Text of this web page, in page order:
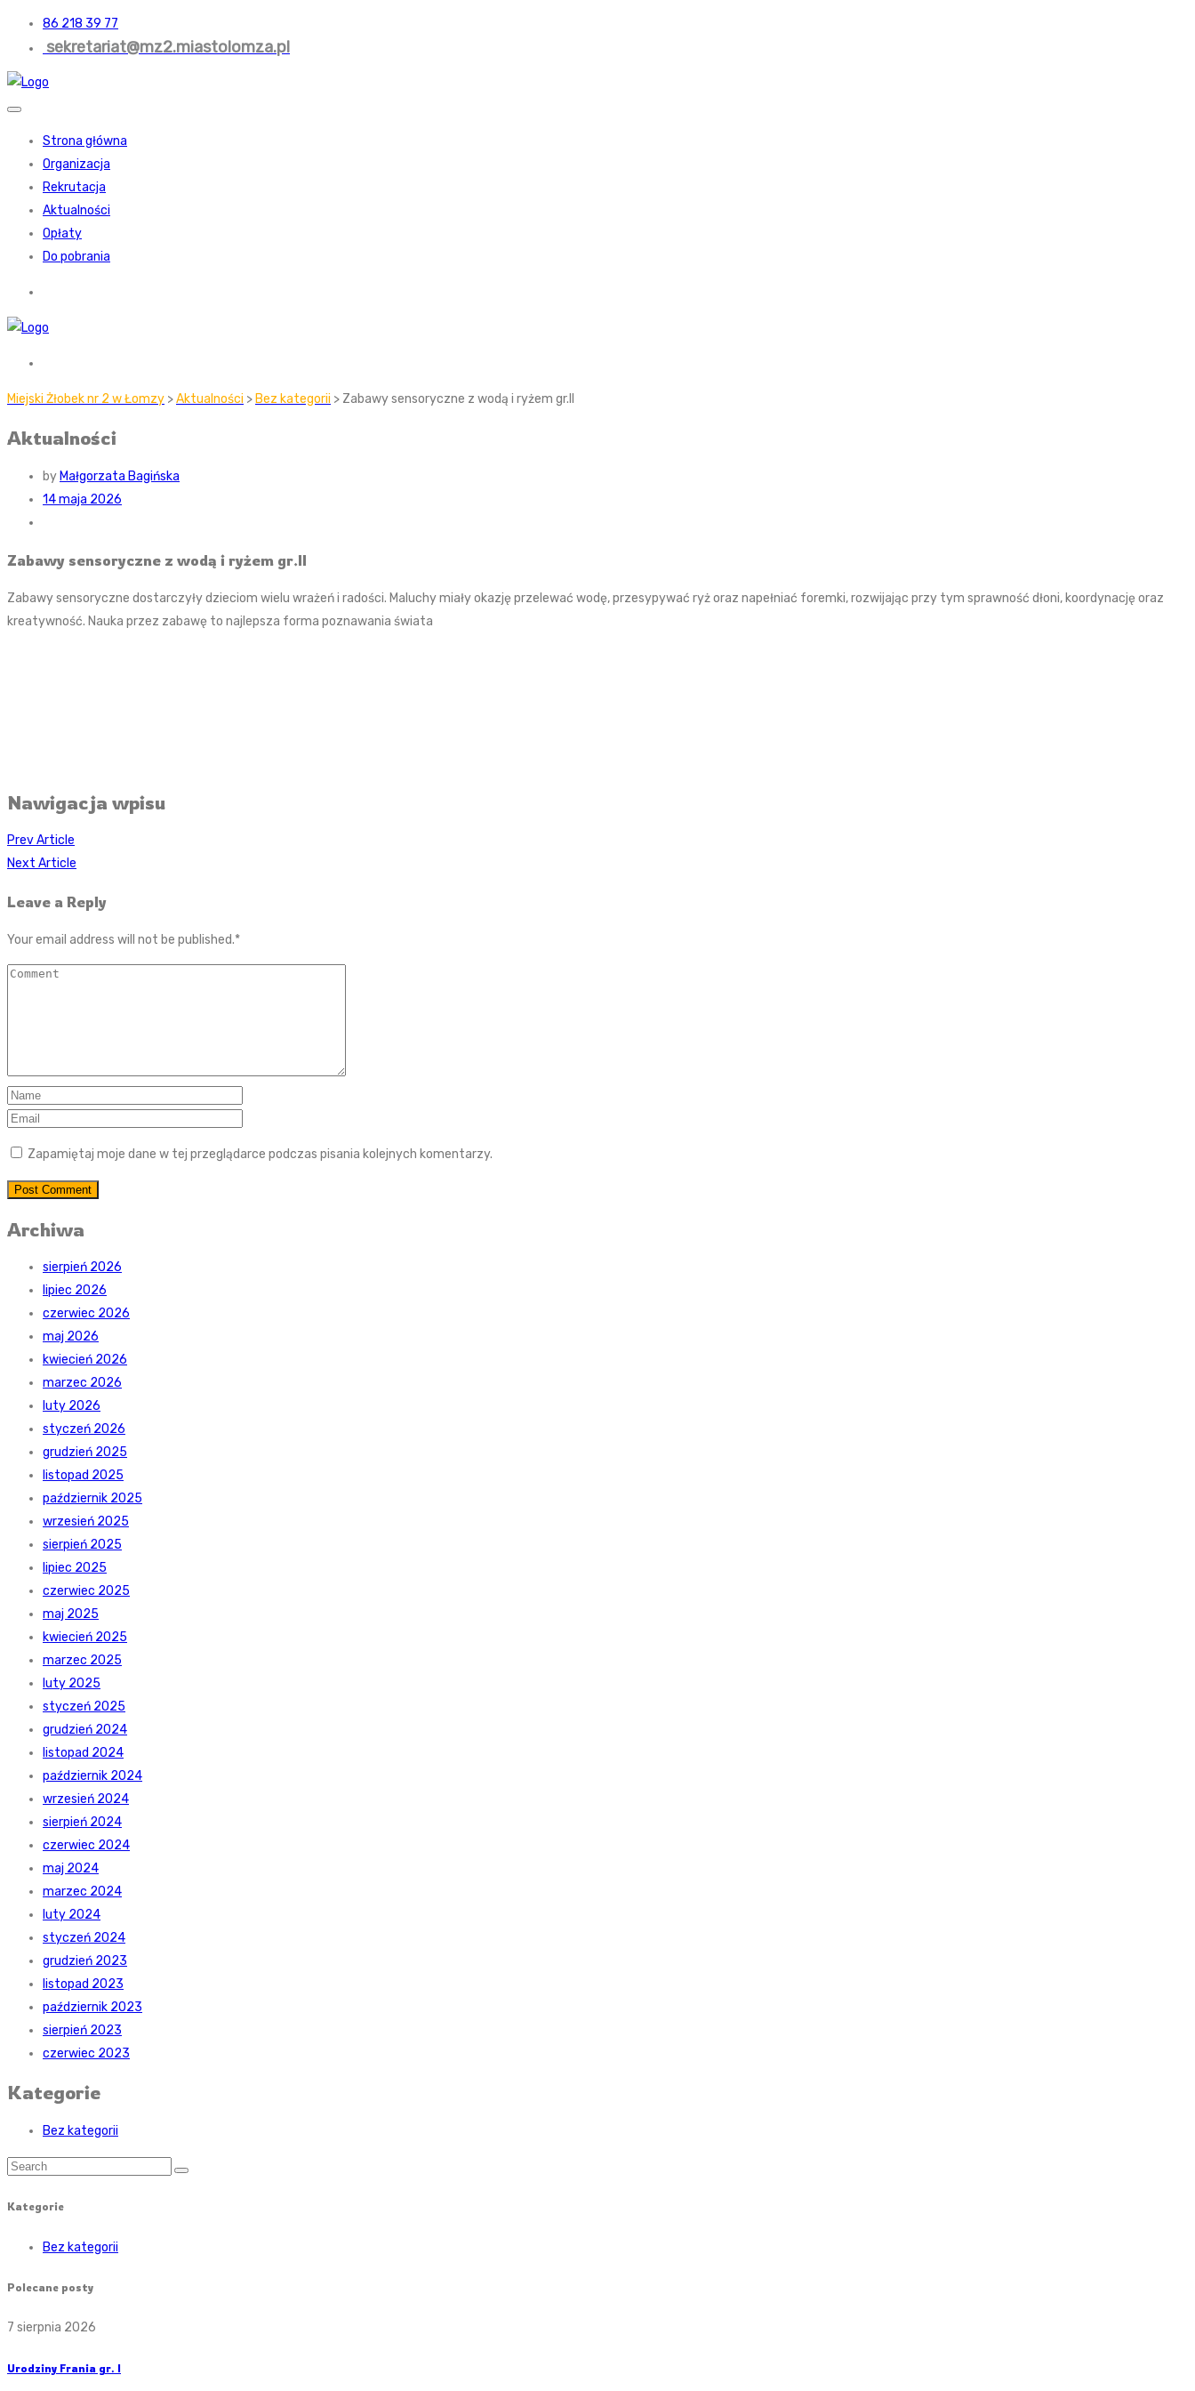
86 218 39 77
sekretariat@mz2.miastolomza.pl
Strona główna
Organizacja
Rekrutacja
Aktualności
Opłaty
Do pobrania
Miejski Żłobek nr 2 w Łomzy >Aktualności > Bez kategorii > Zabawy sensoryczne z wodą i ryżem gr.II
Aktualności
by Małgorzata Bagińska
14 maja 2026
Zabawy sensoryczne z wodą i ryżem gr.II
Zabawy sensoryczne dostarczyły dzieciom wielu wrażeń i radości. Maluchy miały okazję przelewać wodę, przesypywać ryż oraz napełniać foremki, rozwijając przy tym sprawność dłoni, koordynację oraz
kreatywność. Nauka przez zabawę to najlepsza forma poznawania świata
Nawigacja wpisu
Prev Article
Next Article
Leave a Reply
Your email address will not be published.*
Zapamiętaj moje dane w tej przeglądarce podczas pisania kolejnych komentarzy.
Post Comment
Archiwa
sierpień 2026
lipiec 2026
czerwiec 2026
maj 2026
kwiecień 2026
marzec 2026
luty 2026
styczeń 2026
grudzień 2025
listopad 2025
październik 2025
wrzesień 2025
sierpień 2025
lipiec 2025
czerwiec 2025
maj 2025
kwiecień 2025
marzec 2025
luty 2025
styczeń 2025
grudzień 2024
listopad 2024
październik 2024
wrzesień 2024
sierpień 2024
czerwiec 2024
maj 2024
marzec 2024
luty 2024
styczeń 2024
grudzień 2023
listopad 2023
październik 2023
sierpień 2023
czerwiec 2023
Kategorie
Bez kategorii
Kategorie
Bez kategorii
Polecane posty
7 sierpnia 2026
Urodziny Frania gr. I